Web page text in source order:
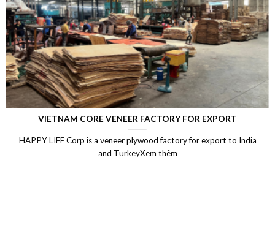
LAMINATED VENEER LUMBER (LVL)
Laminated Wood, LVL Laminated Veneer Lumber, LVL plywood
Vietnam, LVL Timber, Vietnam plywood exportXem thêm